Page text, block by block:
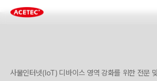
사물인터넷(IoT) 디바이스 영역 강화를 위한 전문